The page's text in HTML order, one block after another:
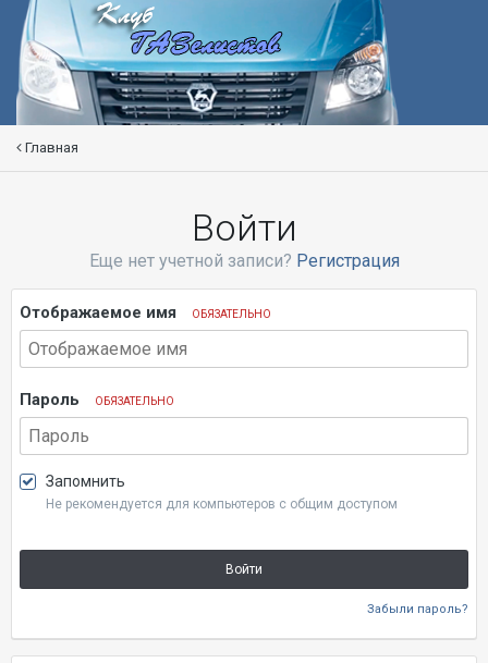
Главная
Войти
Еще нет учетной записи? Регистрация
Отображаемое имя ОБЯЗАТЕЛЬНО
Пароль ОБЯЗАТЕЛЬНО
Запомнить
Не рекомендуется для компьютеров с общим доступом
Войти
Забыли пароль?